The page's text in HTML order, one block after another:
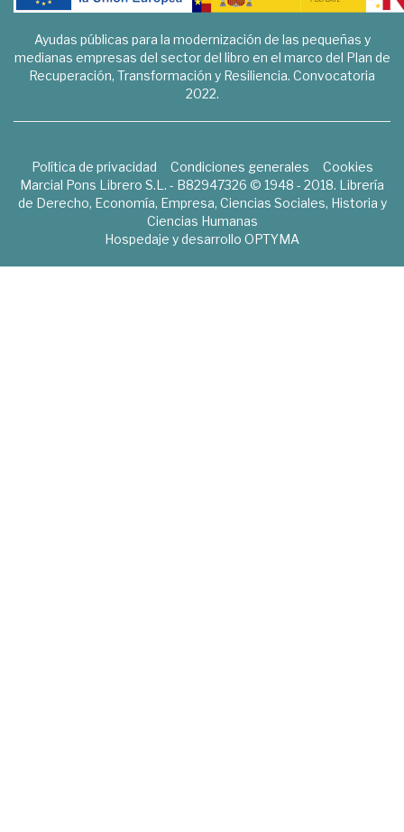
Ayudas públicas para la modernización de las pequeñas y
medianas empresas del sector del libro en el marco del Plan de
Recuperación, Transformación y Resiliencia. Convocatoria
2022.
Política de privacidad Condiciones generales
Cookies
Marcial Pons Librero S.L. - B82947326 © 1948 - 2018. Librería
de Derecho, Economía, Empresa, Ciencias Sociales, Historia y
Ciencias Humanas
Hospedaje y desarrollo OPTYMA